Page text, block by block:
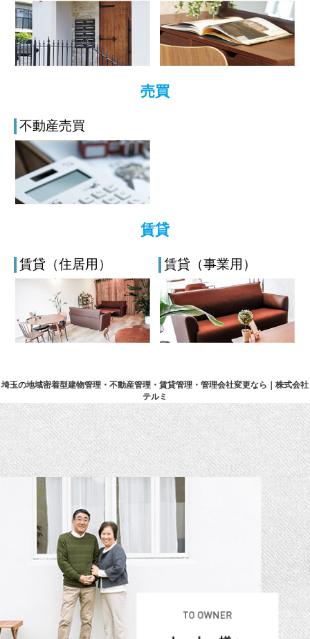
売買
不動産売買
賃貸
賃貸（住居用） 賃貸（事業用）
埼玉の地域密着型建物管理・不動産管理・賃貸管理・管理会社変更なら｜株式会社
テルミ